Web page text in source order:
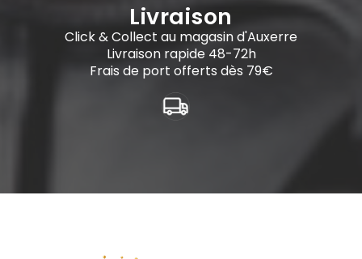
Livraison
Click & Collect au magasin d'Auxerre
Livraison rapide 48-72h
Frais de port offerts dès 79€